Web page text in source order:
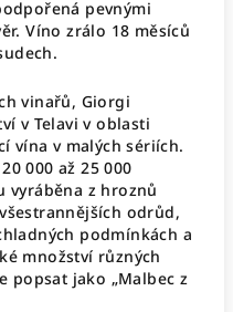
pevnými
Víno zrálo 18 měsíců
vinařů, Giorgi
v Telavi v oblasti
vína v malých sériích.
000 až 25 000
vyráběna z hroznů
odrůd,
podmínkách a
množství různých
popsat jako „Malbec z